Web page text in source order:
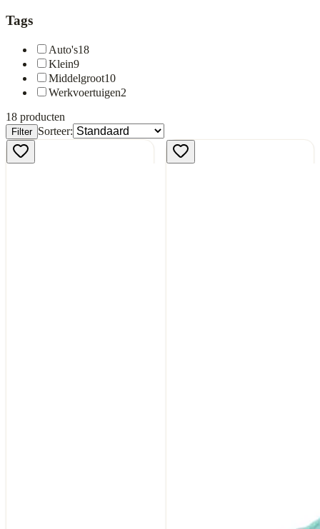
Tags
Auto's18
Klein9
Middelgroot10
Werkvoertuigen2
18 producten
Filter Sorteer: